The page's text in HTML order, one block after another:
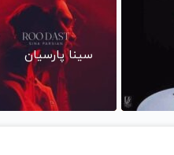
سینا پارسیان